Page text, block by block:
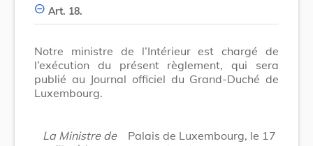
Art. 18.
Notre ministre de l’Intérieur est chargé de
l’exécution du présent règlement, qui sera
publié au Journal officiel du Grand-Duché de
Luxembourg.
La Ministre de
Palais de Luxembourg, le 17